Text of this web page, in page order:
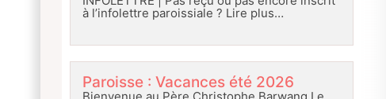
à l’infolettre paroissiale ? Lire plus…
Paroisse : Vacances été 2026
Bienvenue au Père Christophe Barwang Le